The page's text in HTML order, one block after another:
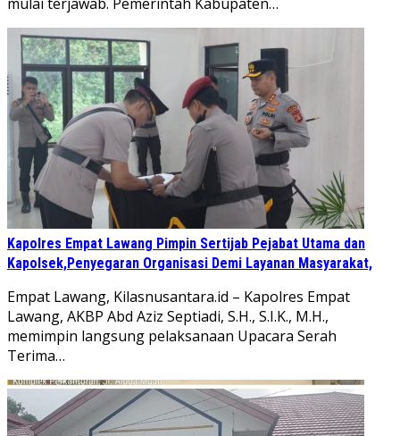
Kapolres Empat Lawang Pimpin Sertijab Pejabat Utama dan
Kapolsek,Penyegaran Organisasi Demi Layanan Masyarakat,
Empat Lawang, Kilasnusantara.id – Kapolres Empat
Lawang, AKBP Abd Aziz Septiadi, S.H., S.I.K., M.H.,
memimpin langsung pelaksanaan Upacara Serah
Terima…